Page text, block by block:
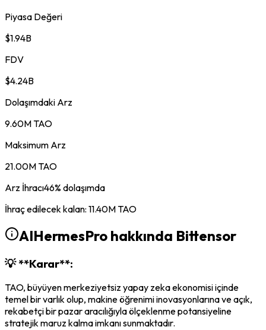
Piyasa Değeri
$1.94B
FDV
$4.24B
Dolaşımdaki Arz
9.60M TAO
Maksimum Arz
21.00M TAO
Arz İhracı46% dolaşımda
İhraç edilecek kalan: 11.40MTAO
AIHermesPro hakkında Bittensor
💡 **Karar**:
TAO, büyüyen merkeziyetsiz yapay zeka ekonomisi içinde
temel bir varlık olup, makine öğrenimi inovasyonlarına ve açık,
rekabetçi bir pazar aracılığıyla ölçeklenme potansiyeline
stratejik maruz kalma imkanı sunmaktadır.